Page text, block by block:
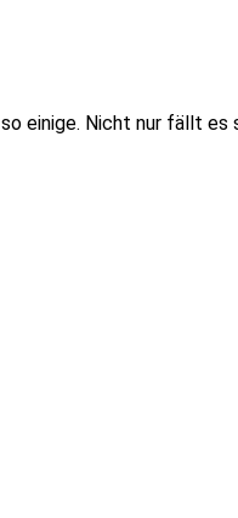
einige. Nicht nur fällt